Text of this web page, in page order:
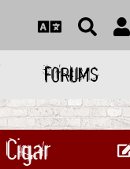
FORUMS